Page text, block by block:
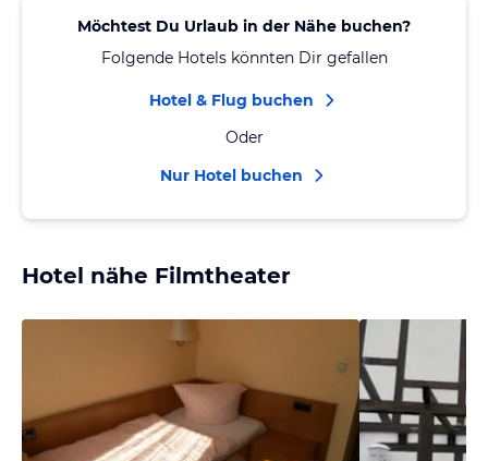
Möchtest Du Urlaub in der Nähe buchen?
Folgende Hotels könnten Dir gefallen
Hotel & Flug buchen
Oder
Nur Hotel buchen
Hotel nähe Filmtheater